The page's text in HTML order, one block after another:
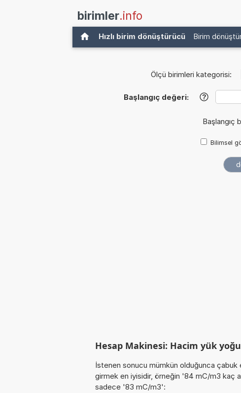
birimler.info
Hızlı birim dönüştürücü Birim
Ölçü birimleri kategorisi:
Başlangıç değeri: ?
Başlangıç
Bilimsel
Hesap Makinesi: Hacim yük
İstenen sonucu mümkün olduğunca
girmek en iyisidir, örneğin '84 mC/m3
sadece '83 mC/m3':